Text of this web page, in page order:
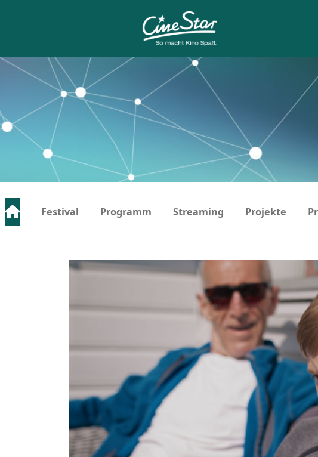
Festival Programm Streaming Projekte